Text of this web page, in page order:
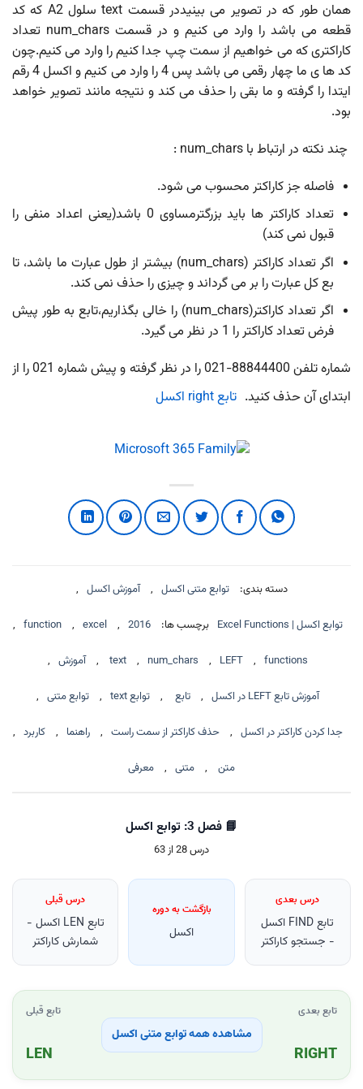
همان طور که در تصویر می بینیددر قسمت text سلول A2 که کد
قطعه می باشد را وارد می کنیم و در قسمت num_chars تعداد
کاراکتری که می خواهیم از سمت چپ جدا کنیم را وارد می کنیم.چون
کد ها ی ما چهار رقمی می باشد پس 4 را وارد می کنیم و اکسل 4 رقم
ایتدا را گرفته و ما بقی را حذف می کند و نتیجه مانند تصویر خواهد
بود.
چند نکته در ارتباط با num_chars :
فاصله جز کاراکتر محسوب می شود.
تعداد کاراکتر ها باید بزرگترمساوی 0 باشد(یعنی اعداد منفی را
قبول نمی کند)
اگر تعداد کاراکتر (num_chars) بیشتر از طول عبارت ما باشد، تا
بع کل عبارت را بر می گرداند و چیزی را حذف نمی کند.
اگر تعداد کاراکتر(num_chars) را خالی بگذاریم،تابع به طور پیش
فرض تعداد کاراکتر را 1 در نظر می گیرد.
شماره تلفن 88844400-021 را در نظر گرفته و پیش شماره 021 را از
ابتدای آن حذف کنید. تابع right اکسل
دسته بندی: توابع متنی اکسل , آموزش اکسل ,
توابع اکسل | Excel Functions برچسب ها: 2016
,
excel
,
function
,
functions
,
LEFT
,
num_chars
,
text
, آموزش ,
آموزش تابع LEFT در اکسل , تابع , توابع text , توابع متنی ,
جدا کردن کاراکتر در اکسل , حذف کاراکتر از سمت راست , راهنما , کاربرد ,
متن , متنی , معرفی
📘 فصل 3: توابع اکسل
درس 28 از 63
درس بعدی
تابع FIND اکسل
- جستجو کاراکتر
بازگشت به دوره
اکسل
درس قبلی
تابع LEN اکسل -
شمارش کاراکتر
تابع بعدی
RIGHT
مشاهده همه توابع متنی اکسل
تابع قبلی
LEN